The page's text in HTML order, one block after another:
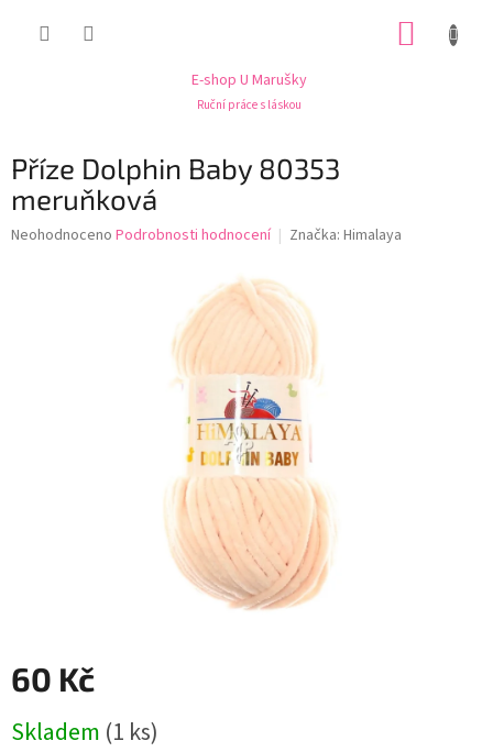
E-shop U Marušky
Ruční práce s láskou
Příze Dolphin Baby 80353
meruňková
Průměrné
Neohodnoceno Podrobnosti hodnocení Značka: Himalaya
60 Kč
cena:
Skladem (1 ks)